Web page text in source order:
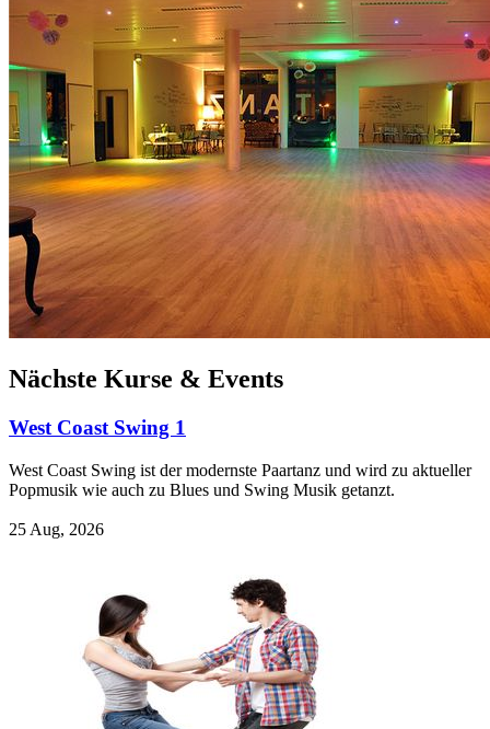
Nächste Kurse & Events
West Coast Swing 1
West Coast Swing ist der modernste Paartanz und wird zu aktueller
Popmusik wie auch zu Blues und Swing Musik getanzt.
25 Aug, 2026